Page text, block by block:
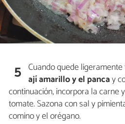
5 Cuando quede
ají amarillo y el pancay
continuación, incorpora la carne
tomate. Sazona con sal y
comino y el orégano.